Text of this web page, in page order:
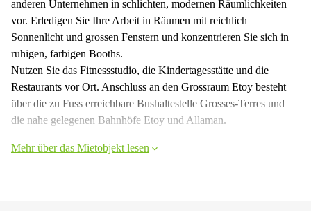
anderen Unternehmen in schlichten, modernen Räumlichkeiten
vor. Erledigen Sie Ihre Arbeit in Räumen mit reichlich
Sonnenlicht und grossen Fenstern und konzentrieren Sie sich in
ruhigen, farbigen Booths.
Nutzen Sie das Fitnessstudio, die Kindertagesstätte und die
Restaurants vor Ort. Anschluss an den Grossraum Etoy besteht
über die zu Fuss erreichbare Bushaltestelle Grosses-Terres und
die nahe gelegenen Bahnhöfe Etoy und Allaman.
Mehr über das Mietobjekt lesen